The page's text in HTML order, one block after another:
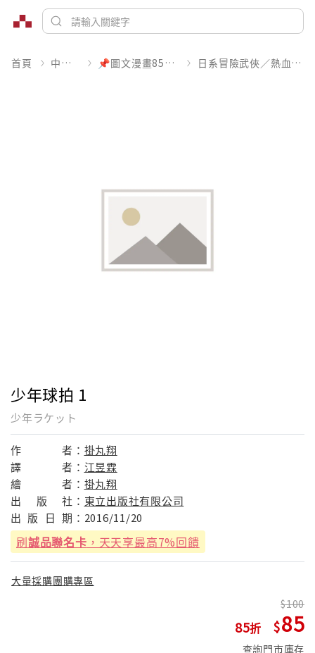
首頁 中文書 📌圖文漫畫85折起 日系冒險武俠／熱血運動
少年球拍 1
少年ラケット
作 者： 掛丸翔
譯
者： 江昱霖
繪
者： 掛丸翔
出
版 社： 東立出版社有限公司
出 版 日 期： 2016/11/20
刷誠品聯名卡 ，天天享最高7%回饋
大量採購團購專區
85
100
85
查詢門市庫存